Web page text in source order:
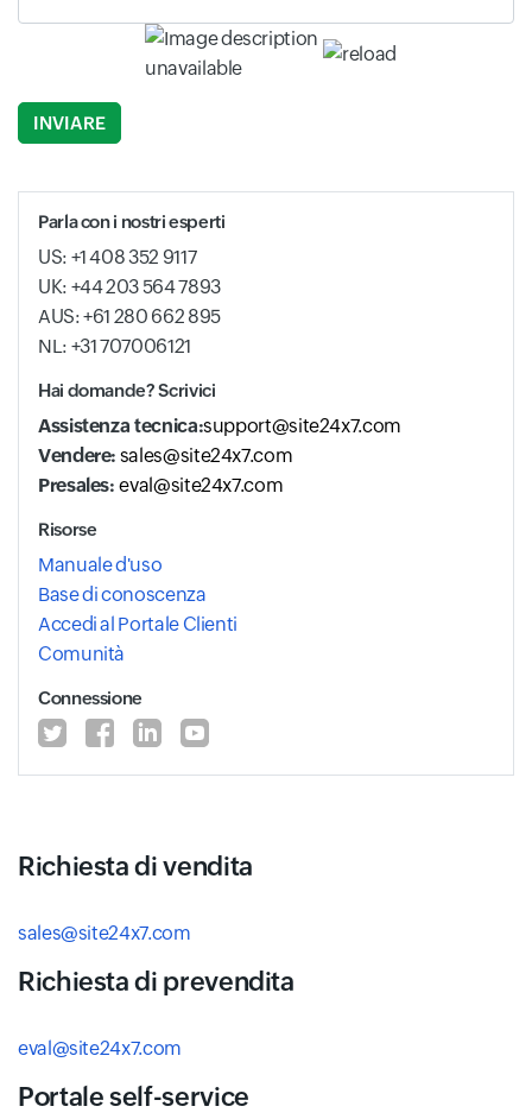
Input field
Input field
Parla con i nostri esperti
US: +1 408 352 9117
UK: +44 203 564 7893
AUS: +61 280 662 895
NL: +31 707006121
Hai domande? Scrivici
Assistenza tecnica:support@site24x7.com
Vendere: sales@site24x7.com
Presales:eval@site24x7.com
Risorse
Manuale d'uso
Base di conoscenza
Accedi al Portale Clienti
Comunità
Connessione
Richiesta di vendita
sales@site24x7.com
Richiesta di prevendita
eval@site24x7.com
Portale self-service